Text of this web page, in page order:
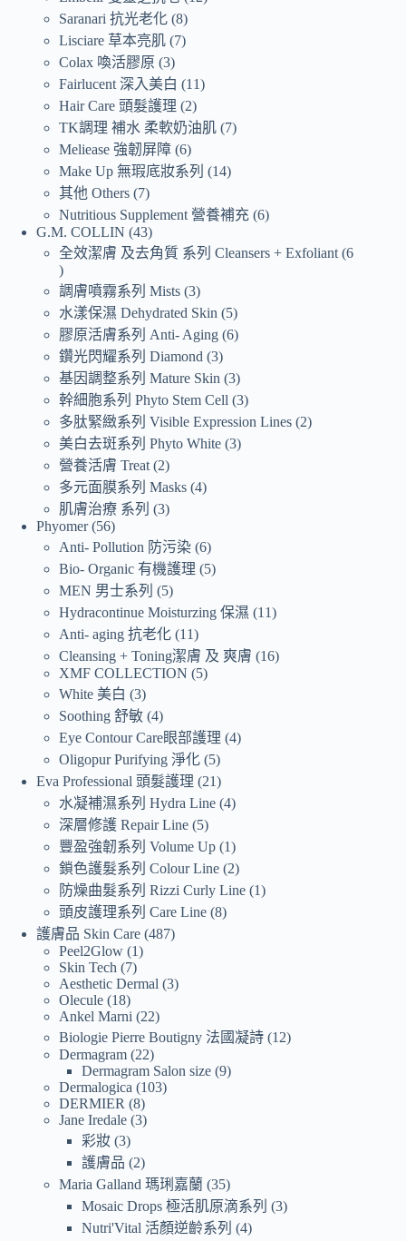
Saranari 抗光老化 8
Lisciare 草本亮肌 7
Colax 喚活膠原 3
Fairlucent 深入美白
11
Hair Care 頭髮護理 2
TK調理 補水 柔軟奶油肌 7
Meliease 強韌屏障 6
Make Up 無瑕底妝系列
14
其他 Others 7
Nutritious Supplement 營養補充 6
G.M. COLLIN 43
全效潔膚 及去角質 系列 Cleansers + Exfoliant 6
調膚噴霧系列 Mists 3
水漾保濕 Dehydrated Skin 5
膠原活膚系列 Anti- Aging 6
鑽光閃耀系列 Diamond 3
基因調整系列 Mature Skin 3
幹細胞系列 Phyto Stem Cell 3
多肽緊緻系列 Visible Expression Lines 2
美白去斑系列 Phyto White 3
營養活膚 Treat 2
多元面膜系列 Masks 4
肌膚治療 系列
3
Phyomer 56
Anti- Pollution 防污染 6
Bio- Organic 有機護理
5
MEN 男士系列
5
Hydracontinue Moisturzing 保濕
11
Anti- aging 抗老化 11
Cleansing + Toning潔膚 及 爽膚
16
XMF COLLECTION
5
White 美白
3
Soothing 舒敏 4
Eye Contour Care眼部護理 4
Oligopur Purifying 淨化 5
Eva Professional 頭髮護理 21
水凝補濕系列 Hydra Line 4
深層修護 Repair Line 5
豐盈強韌系列 Volume Up 1
鎖色護髮系列 Colour Line 2
防燥曲髮系列 Rizzi Curly Line 1
頭皮護理系列 Care Line 8
護膚品 Skin Care 487
Peel2Glow 1
Skin Tech 7
Aesthetic Dermal 3
Olecule 18
Ankel Marni 22
Biologie Pierre Boutigny 法國凝詩 12
Dermagram 22
Dermagram Salon size 9
Dermalogica 103
DERMIER 8
Jane Iredale 3
彩妝 3
護膚品 2
Maria Galland 瑪琍嘉蘭
35
Mosaic Drops 極活肌原滴系列
3
Nutri'Vital 活顏逆齡系列
4